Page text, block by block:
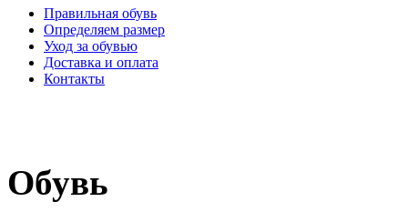
Правильная обувь
Определяем размер
Уход за обувью
Доставка и оплата
Контакты
Обувь